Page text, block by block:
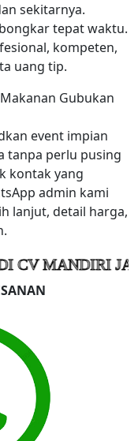
sekitarnya.
tepat waktu.
kompeten,
uang tip.
event impian
tanpa perlu pusing
kontak yang
admin kami
lanjut, detail harga,
JAYA